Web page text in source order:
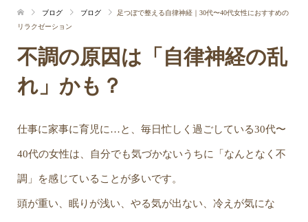
ブログ ブログ
足つぼで整える自律神経｜30代〜40代女性におすすめの
リラクゼーション
不調の原因は「自律神経の乱
れ」かも？
仕事に家事に育児に…と、毎日忙しく過ごしている30代〜
40代の女性は、自分でも気づかないうちに「なんとなく不
調」を感じていることが多いです。
頭が重い、眠りが浅い、やる気が出ない、冷えが気にな